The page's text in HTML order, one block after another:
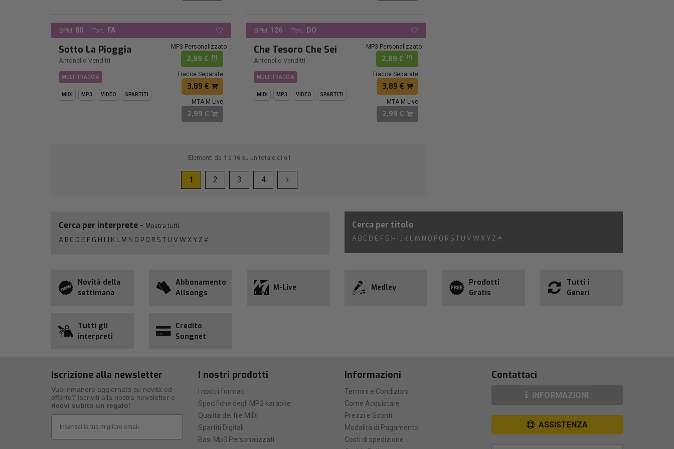
BPM: 80 Ton.: FA
Sotto La Pioggia
Antonello Venditti
MULTITRACCIA
MIDI MP3 VIDEO SPARTITI
MP3 Personalizzato
2,89 €
Tracce Separate
3,89 €
MTA M-Live
2,99 €
BPM: 126 Ton.: DO
Che Tesoro Che Sei
Antonello Venditti
MULTITRACCIA
MIDI MP3 VIDEO SPARTITI
MP3 Personalizzato
2,89 €
Tracce Separate
3,89 €
MTA M-Live
2,99 €
Elementi da 1 a 16su un totale di 61
1 2 3 4
Cerca per interprete - Mostra tutti
A B C D E F G H I J K L M N O P Q R S T U V W X Y Z #
Cerca per titolo
A B C D E F G H I J K L M N O P Q R S T U V W X Y Z #
Novità della
settimana
Abbonamento
Allsongs
M-Live Medley
Prodotti
Gratis
Tutti i
Generi
Tutti gli
interpreti
Credito
Songnet
Iscrizione alla newsletter
Vuoi rimanere aggiornato su novità ed
offerte? Iscriviti alla nostra newsletter e
ricevi subito un regalo!
I nostri prodotti
I nostri formati
Specifiche degli MP3 karaoke
Qualità dei file MIDI
Spartiti Digitali
Basi Mp3 Personalizzati
Informazioni
Termini e Condizioni
Come Acquistare
Prezzi e Sconti
Modalità di Pagamento
Costi di spedizione
Contattaci
INFORMAZIONI
ASSISTENZA